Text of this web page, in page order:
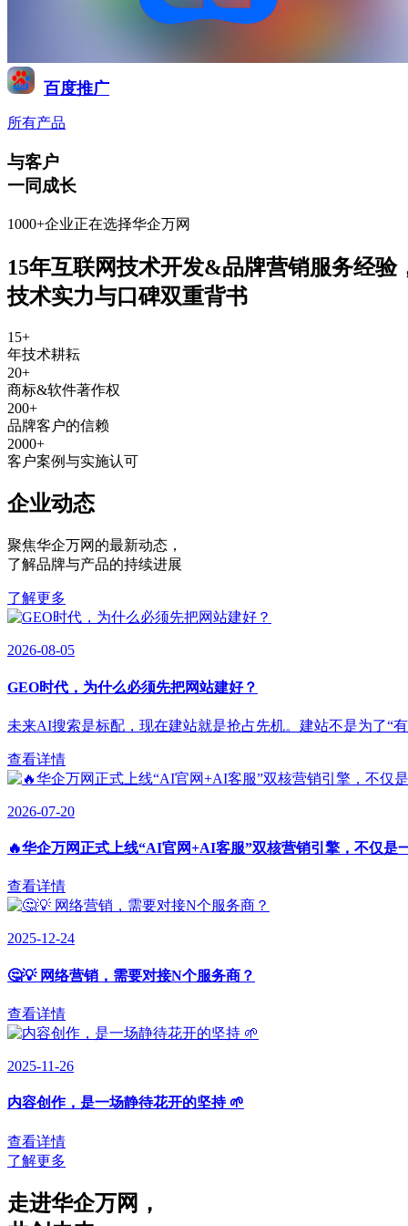
百度推广
所有产品
与客户
一同成长
1000+企业正在选择华企万网
15年互联网技术开发&品牌营销服务经验
技术实力与口碑双重背书
15+
年技术耕耘
20+
商标&软件著作权
200+
品牌客户的信赖
2000+
客户案例与实施认可
企业动态
聚焦华企万网的最新动态 ，
了解品牌与产品的持续进展
了解更多
2026-08-05
GEO时代，为什么必须先把网站建好？
未来AI搜索是标配，现在建站就是抢占先机。建站不是为了“
查看详情
2026-07-20
🔥华企万网正式上线“AI官网+AI客服”双核营销引擎，不仅是
查看详情
2025-12-24
🤔💡 网络营销，需要对接N个服务商？
查看详情
2025-11-26
内容创作，是一场静待花开的坚持 🌱
查看详情
了解更多
走进华企万网 ，